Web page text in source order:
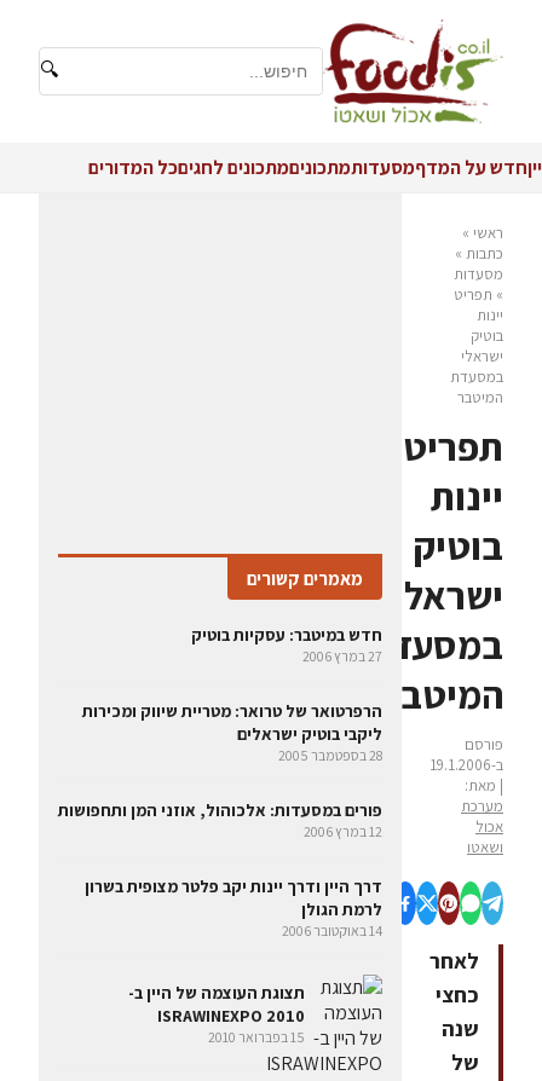
🔍
ייןחדש על המדףמסעדותמתכוניםמתכונים לחגיםכל המדורים
ראשי »
כתבות »
מסעדות
» תפריט
יינות
בוטיק
ישראלי
במסעדת
המיטבר
תפריט
יינות
בוטיק
ישראלי
במסעדת
המיטבר
פורסם
ב-19.1.2006
| מאת:
מערכת
אכול
ושאטו
לאחר
כחצי
שנה
של
מאמרים קשורים
חדש במיטבר: עסקיות בוטיק
27 במרץ 2006
הרפרטואר של טרואר: מטריית שיווק ומכירות
ליקבי בוטיק ישראלים
28 בספטמבר 2005
פורים במסעדות: אלכוהול, אוזני המן ותחפושות
12 במרץ 2006
דרך היין ודרך יינות יקב פלטר מצופית בשרון
לרמת הגולן
14 באוקטובר 2006
תצוגת העוצמה של היין ב-
ISRAWINEXPO 2010
15 בפברואר 2010